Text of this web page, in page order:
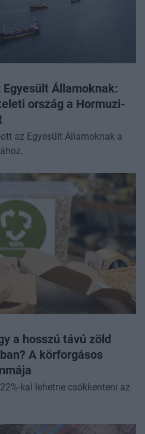
Államoknak:
ország a Hormuzi-
az Egyesült Államoknak a
a hosszú távú zöld
A körforgásos
kal lehetne csökkenteni az